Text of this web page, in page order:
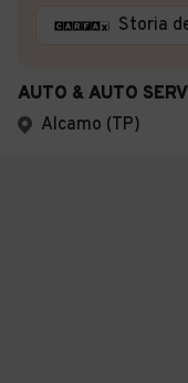
Storia
AUTO & AUTO
Alcamo (TP)